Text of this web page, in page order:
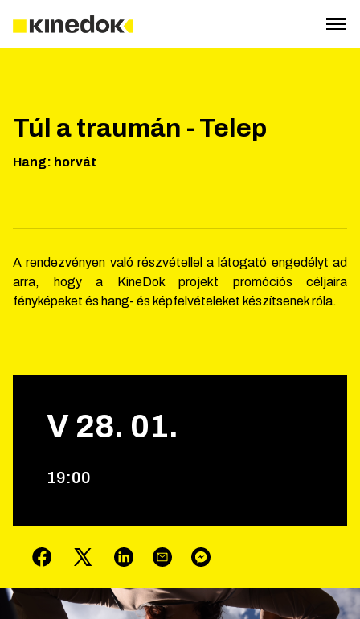
Túl a traumán - Telep
Hang: horvát
A rendezvényen való részvétellel a látogató engedélyt ad
arra, hogy a KineDok projekt promóciós céljaira
fényképeket és hang- és képfelvételeket készítsenek róla.
V 28. 01.
19:00